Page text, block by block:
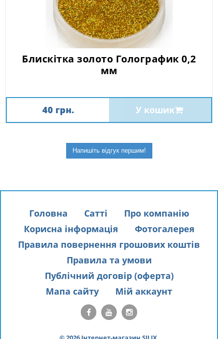
Блискітка золото Голографик 0,2
мм
40 грн. У кошик
Напишіть відгук першим!
Головна Сатті
Про компанію
Корисна інформація
Фотогалерея
Правила повернення грошових коштів
Правила та умови
Публічний договір (оферта)
Мапа сайту
Мій аккаунт